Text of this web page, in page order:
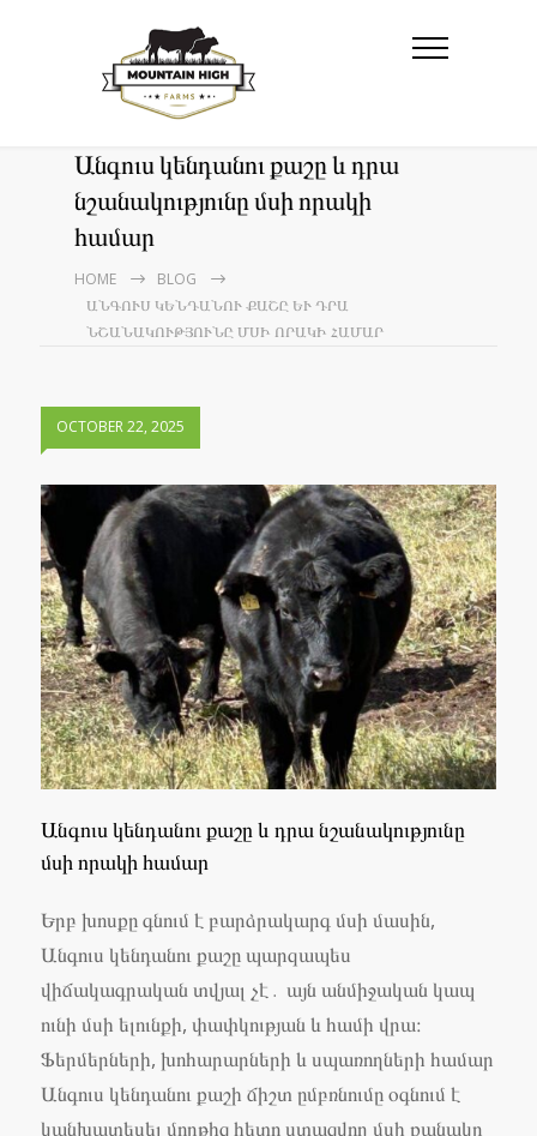
Անգուս կենդանու քաշը և դրա
նշանակությունը մսի որակի
համար
HOME
BLOG
ԱՆԳՈՒՍ ԿԵՆԴԱՆՈՒ ՔԱՇԸ ԵՒ ԴՐԱ Ն
ՇԱՆԱԿՈՒԹՅՈՒՆԸ ՄՍԻ ՈՐԱԿԻ ՀԱՄԱՐ
OCTOBER 22, 2025
Անգուս կենդանու քաշը և դրա նշանակությունը
մսի որակի համար
Երբ խոսքը գնում է բարձրակարգ մսի մասին,
Անգուս կենդանու քաշը պարզապես
վիճակագրական տվյալ չէ․ այն անմիջական կապ
ունի մսի ելունքի, փափկության և համի վրա։
Ֆերմերների, խոհարարների և սպառողների համար
Անգուս կենդանու քաշի ճիշտ ըմբռնումը օգնում է
կանխատեսել մորթից հետո ստացվող մսի քանակը